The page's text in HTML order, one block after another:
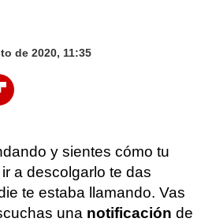
de 2020, 11:35
y sientes cómo tu
ir a descolgarlo te das
te estaba llamando. Vas
una notificación de